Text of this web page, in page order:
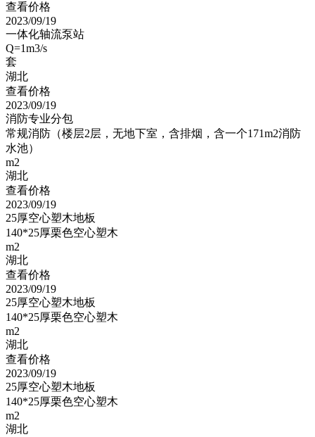
查看价格
2023/09/19
一体化轴流泵站
Q=1m3/s
套
湖北
查看价格
2023/09/19
消防专业分包
常规消防（楼层2层，无地下室，含排烟，含一个171m2消防
水池）
m2
湖北
查看价格
2023/09/19
25厚空心塑木地板
140*25厚栗色空心塑木
m2
湖北
查看价格
2023/09/19
25厚空心塑木地板
140*25厚栗色空心塑木
m2
湖北
查看价格
2023/09/19
25厚空心塑木地板
140*25厚栗色空心塑木
m2
湖北